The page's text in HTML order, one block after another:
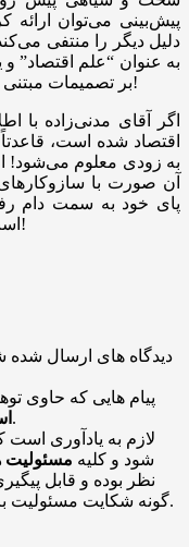
دلیل دیگر را منتفی
به عنوان “علم اقتصاد”
بر تصمیمات مبتنی بر آنها، در این کشور محلی از اعراب ندارد!
اگر آقای مدنی‌زاده با
اقتصاد شده است،
به زودی معلوم می‌شود!
آن صورت با
پای خود به سمت دام
است که پشت سدّ رأی‌اعتماد مجلس گیر کند!
دیدگاه های ارسال
پیام هایی که حاوی
باشد منتشر نخواهد شد.
لازم به یادآوری
شود و کلیه مسئولیت
نظر بوده و قابل
گونه شکایت مسئولیت بر عهده شخص نظر دهنده خواهد بود.